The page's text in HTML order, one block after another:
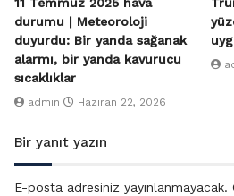
durumu | Meteoroloji
duyurdu: Bir yanda sağanak
alarmı, bir yanda kavurucu
sıcaklıklar
admin Haziran 22, 2026
Bir yanıt yazın
E-posta adresiniz yayınlanmayacak.